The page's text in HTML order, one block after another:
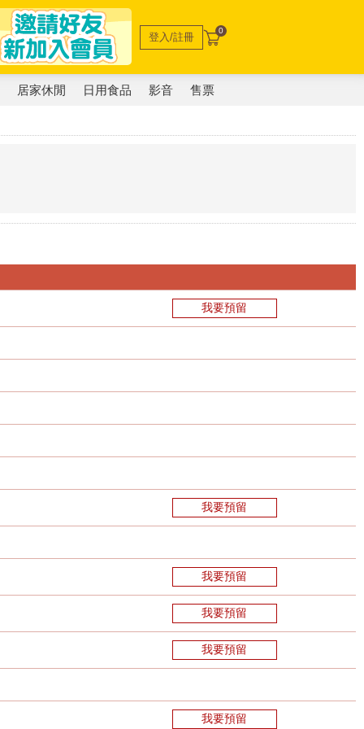
登入/註冊 0
居家休閒 日用食品 影音 售票
我要預留
我要預留
我要預留
我要預留
我要預留
我要預留